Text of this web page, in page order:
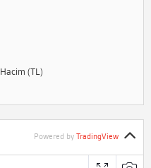
Hacim (TL)
Powered by TradingView